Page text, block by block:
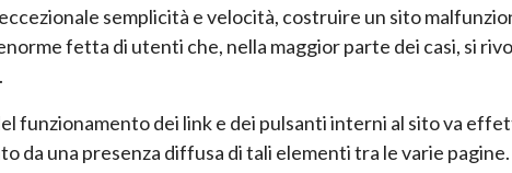
semplicità e velocità, costruire un sito
fetta di utenti che, nella maggior parte dei casi, si
funzionamento dei link e dei pulsanti interni al sito va
da una presenza diffusa di tali elementi tra le varie